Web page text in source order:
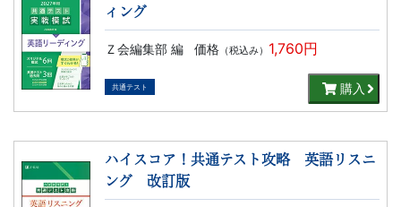
書、
幼
児・
小
学
ィング
Ｚ会編集部 編 価格（税込み） 1,760円
共通テスト 購入
ハイスコア！共通テスト攻略 英語リスニ
ング 改訂版